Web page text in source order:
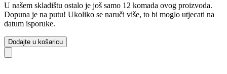
U našem skladištu ostalo je još samo 12 komada ovog proizvoda.
Dopuna je na putu! Ukoliko se naruči više, to bi moglo utjecati na
datum isporuke.
Dodajte u košaricu